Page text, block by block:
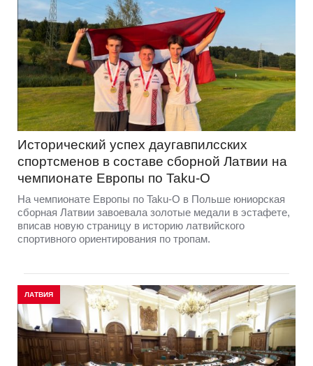
Исторический успех даугавпилсских
спортсменов в составе сборной Латвии на
чемпионате Европы по Taku-O
На чемпионате Европы по Taku-O в Польше юниорская
сборная Латвии завоевала золотые медали в эстафете,
вписав новую страницу в историю латвийского
спортивного ориентирования по тропам.
ЛАТВИЯ